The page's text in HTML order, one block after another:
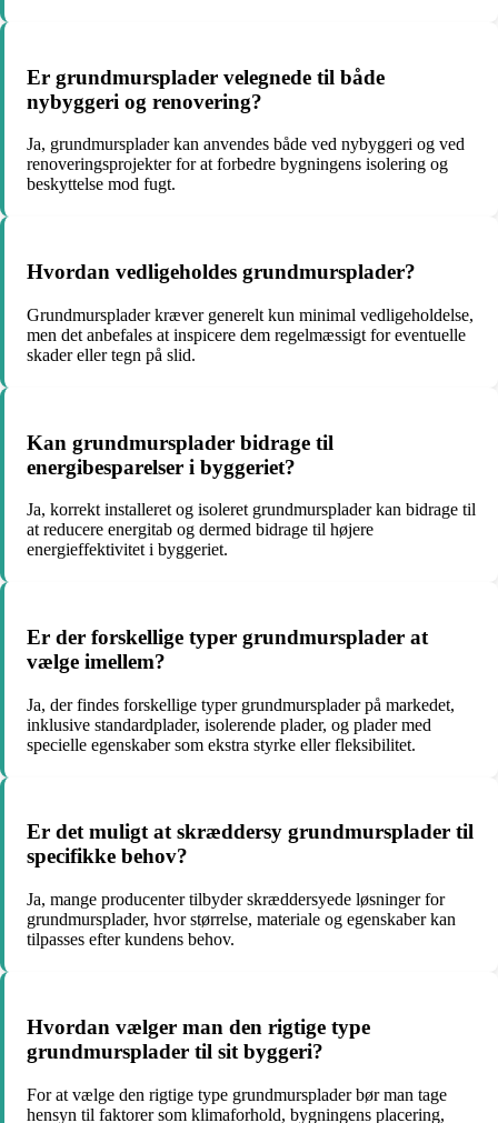
Er grundmursplader velegnede til både
nybyggeri og renovering?
Ja, grundmursplader kan anvendes både ved nybyggeri og ved
renoveringsprojekter for at forbedre bygningens isolering og
beskyttelse mod fugt.
Hvordan vedligeholdes grundmursplader?
Grundmursplader kræver generelt kun minimal vedligeholdelse,
men det anbefales at inspicere dem regelmæssigt for eventuelle
skader eller tegn på slid.
Kan grundmursplader bidrage til
energibesparelser i byggeriet?
Ja, korrekt installeret og isoleret grundmursplader kan bidrage til
at reducere energitab og dermed bidrage til højere
energieffektivitet i byggeriet.
Er der forskellige typer grundmursplader at
vælge imellem?
Ja, der findes forskellige typer grundmursplader på markedet,
inklusive standardplader, isolerende plader, og plader med
specielle egenskaber som ekstra styrke eller fleksibilitet.
Er det muligt at skræddersy grundmursplader til
specifikke behov?
Ja, mange producenter tilbyder skræddersyede løsninger for
grundmursplader, hvor størrelse, materiale og egenskaber kan
tilpasses efter kundens behov.
Hvordan vælger man den rigtige type
grundmursplader til sit byggeri?
For at vælge den rigtige type grundmursplader bør man tage
hensyn til faktorer som klimaforhold, bygningens placering,